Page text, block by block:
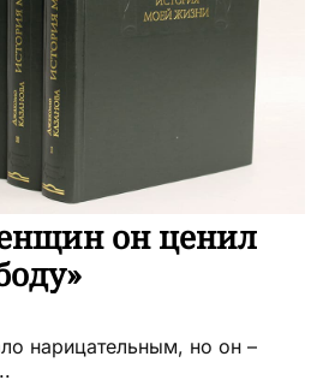
он ценил
нарицательным, но он –